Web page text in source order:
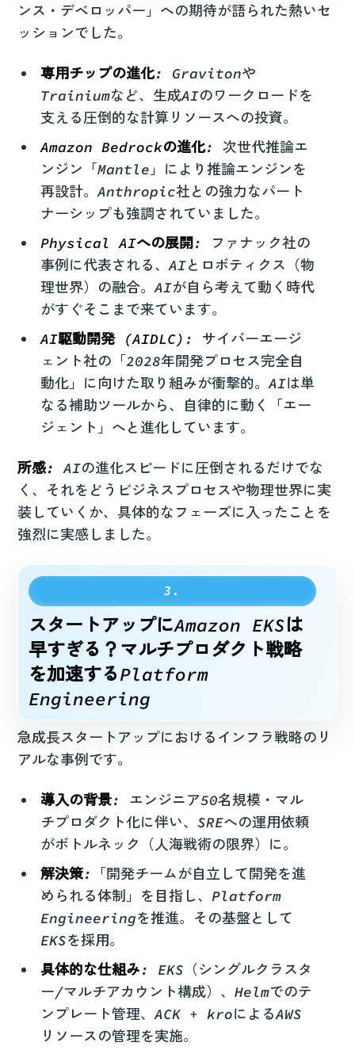
ンス・デベロッパー」への期待が語られた熱いセ
ッションでした。
専用チップの進化: Gravitonや
Trainiumなど、生成AIのワークロードを
支える圧倒的な計算リソースへの投資。
Amazon Bedrockの進化: 次世代推論エ
ンジン「Mantle」により推論エンジンを
再設計。Anthropic社との強力なパート
ナーシップも強調されていました。
Physical AIへの展開: ファナック社の
事例に代表される、AIとロボティクス（物
理世界）の融合。AIが自ら考えて動く時代
がすぐそこまで来ています。
AI駆動開発 (AIDLC) : サイバーエージ
ェント社の「2028年開発プロセス完全自
動化」に向けた取り組みが衝撃的。AIは単
なる補助ツールから、自律的に動く「エー
ジェント」へと進化しています。
所感: AIの進化スピードに圧倒されるだけでな
く、それをどうビジネスプロセスや物理世界に実
装していくか、具体的なフェーズに入ったことを
強烈に実感しました。
スタートアップにAmazon EKSは
早すぎる？マルチプロダクト戦略
を加速するPlatform
Engineering
急成長スタートアップにおけるインフラ戦略のリ
アルな事例です。
導入の背景: エンジニア50名規模・マル
チプロダクト化に伴い、SREへの運用依頼
がボトルネック（人海戦術の限界）に。
解決策:「開発チームが自立して開発を進
められる体制」を目指し、Platform
Engineeringを推進。その基盤として
EKSを採用。
具体的な仕組み: EKS（シングルクラスタ
ー/マルチアカウント構成）、Helmでのテ
ンプレート管理、ACK + kroによるAWS
リソースの管理を実施。